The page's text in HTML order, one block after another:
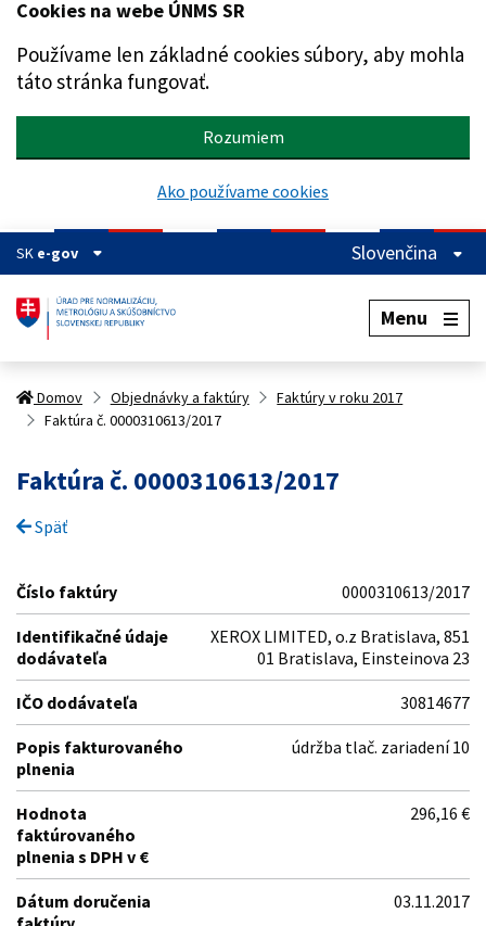
Preskočiť na hlavný obsah
Cookies na webe ÚNMS SR
Používame len základné cookies súbory, aby mohla
táto stránka fungovať.
Rozumiem
Ako používame cookies
SK e-gov Slovenčina
Menu
Domov Objednávky a faktúry
Faktúry v roku 2017
Faktúra č. 0000310613/2017
Faktúra č. 0000310613/2017
Späť
Číslo faktúry 0000310613/2017
Identifikačné údaje
dodávateľa
XEROX LIMITED, o.z Bratislava, 851
01 Bratislava, Einsteinova 23
IČO dodávateľa 30814677
Popis fakturovaného
plnenia
údržba tlač. zariadení 10
Hodnota
faktúrovaného
plnenia s DPH v €
296,16 €
Dátum doručenia
03.11.2017